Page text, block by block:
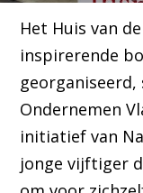
Het Huis van
inspirerende
Ondernemen
initiatief van
jonge vijftiger